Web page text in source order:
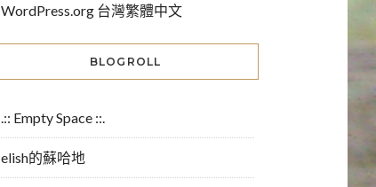
WordPress.org 台灣繁體中文
BLOGROLL
.:: Empty Space ::.
elish的蘇哈地